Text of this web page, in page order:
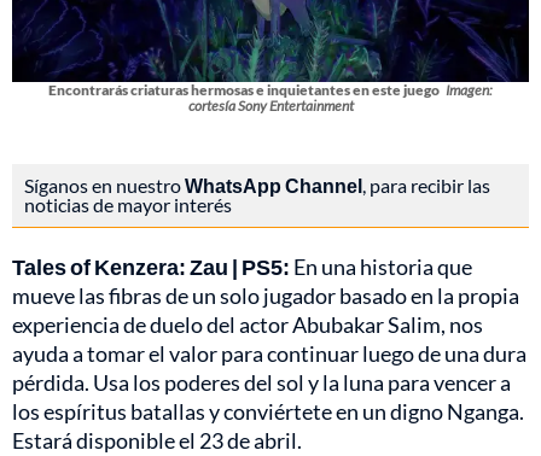
Encontrarás criaturas hermosas e inquietantes en este juego Imagen:
cortesía Sony Entertainment
Síganos en nuestroWhatsApp Channel, para recibir las
noticias de mayor interés
Tales of Kenzera: Zau | PS5: En una historia que
mueve las fibras de un solo jugador basado en la propia
experiencia de duelo del actor Abubakar Salim, nos
ayuda a tomar el valor para continuar luego de una dura
pérdida. Usa los poderes del sol y la luna para vencer a
los espíritus batallas y conviértete en un digno Nganga.
Estará disponible el 23 de abril.